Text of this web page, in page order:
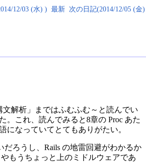
12/03 (水) ) 最新 次の日記(2014/12/05 (金
文解析」まではふむふむ～と読んでい
これ、読んでみると8章の Proc あた
になっていてとてもありがたい。
ろうし、Rails の地雷回避がわかるか
もうちょっと上のミドルウェアであ